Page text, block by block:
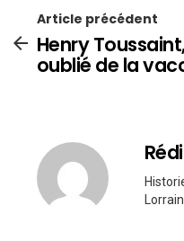
Article précédent
Henry
oublié de la